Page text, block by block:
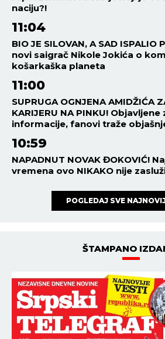
naciju?!
11:04
BIO JE SILOVAN, A SAD ISPALIO
novi saigrač Nikole Jokića o
košarkaška planeta
11:00
SUPRUGA OGNJENA AMIDŽIĆA
KARIJERU NA PINKU!
informacije, fanovi traže
10:59
NAPADNUT NOVAK ĐOKOVIĆ!
vremena ovo NIKAKO nije
POGLEDAJ SVE
ŠTAMPANO